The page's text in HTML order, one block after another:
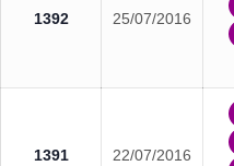
1392 25/07/2016
1391 22/07/2016